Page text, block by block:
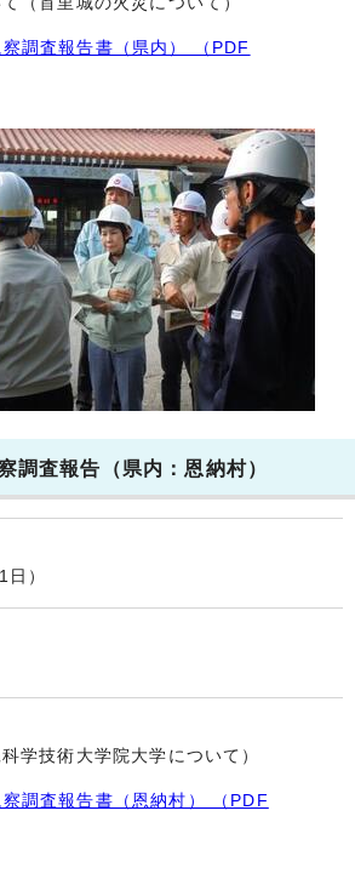
調査報告書（県内） （PDF
調査報告（県内：恩納村）
）
学技術大学院大学について）
調査報告書（恩納村） （PDF